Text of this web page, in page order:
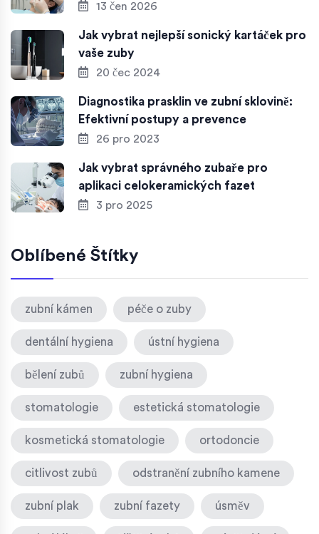
13 čen 2026
Jak vybrat nejlepší sonický kartáček pro
vaše zuby
20 čec 2024
Diagnostika prasklin ve zubní sklovině:
Efektivní postupy a prevence
26 pro 2023
Jak vybrat správného zubaře pro
aplikaci celokeramických fazet
3 pro 2025
Oblíbené Štítky
zubní kámen péče o zuby
dentální hygiena ústní hygiena
bělení zubů zubní hygiena
stomatologie estetická stomatologie
kosmetická stomatologie ortodoncie
citlivost zubů odstranění zubního kamene
zubní plak zubní fazety úsměv